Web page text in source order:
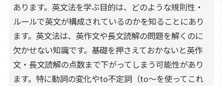
あります。英文法を学ぶ目的は、どのような規則性・
ルールで英文が構成されているのかを知ることにあり
ます。英文法は、英作文や長文読解の問題を解くのに
欠かせない知識です。基礎を押さえておかないと英作
文・長文読解の点数まで下がってしまう可能性があり
ます。特に動詞の変化やto不定詞（to～を使ってこれ